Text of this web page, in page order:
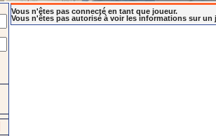
Vous n'êtes pas connecté en tant que joueur.
Vous n'êtes pas autorisé à voir les informations sur un